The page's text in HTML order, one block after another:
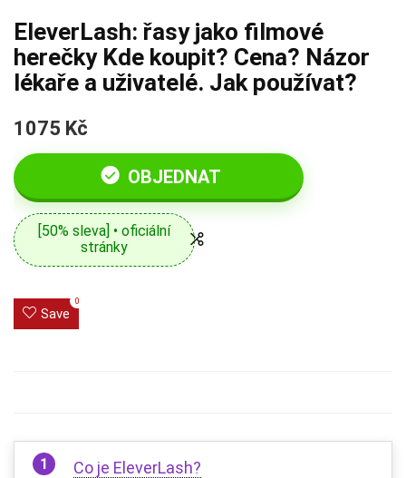
EleverLash: řasy jako filmové
herečky Kde koupit? Cena? Názor
lékaře a uživatelé. Jak používat?
1075 Kč
OBJEDNAT
[50% sleva] • oficiální
stránky
Save
0
Co je EleverLash?